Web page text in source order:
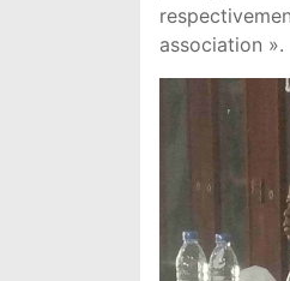
association ».